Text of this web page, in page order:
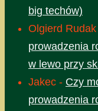
big techów)
Olgierd Rudak
prowadzenia
w lewo przy
Jakec - Czy
prowadzenia